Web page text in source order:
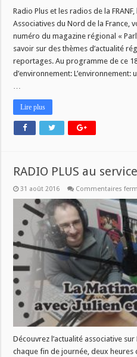
Radio Plus et les radios de la
Associatives du Nord de la France,
numéro du magazine régional «
savoir sur des thèmes d’actualité
reportages. Au programme de ce
d’environnement:
…
Lire plus
RADIO PLUS au
31 août 2016 Commentaires
Découvrez l’actualité associative
chaque fin de journée, deux